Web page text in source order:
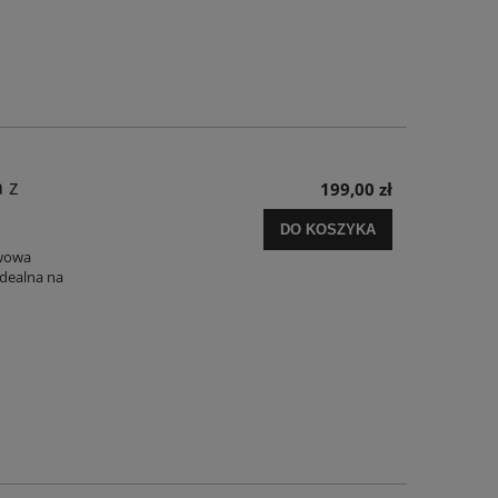
z
na
199,00 zł
DO KOSZYKA